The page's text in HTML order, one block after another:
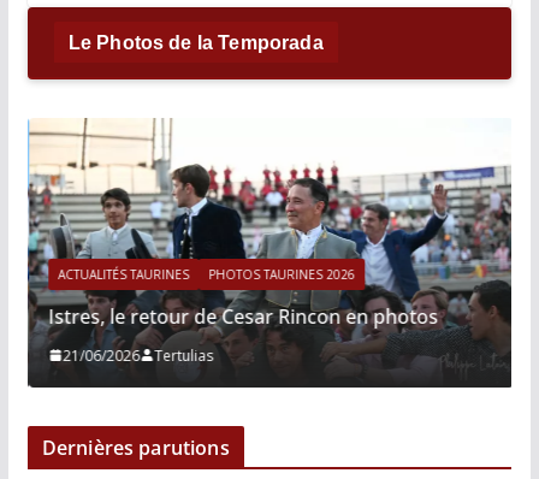
Le Photos de la Temporada
ACTUALITÉS TAURINES PHOTOS TAURINES 2026
Istres, le retour de Cesar Rincon en photos
21/06/2026 Tertulias
Dernières parutions